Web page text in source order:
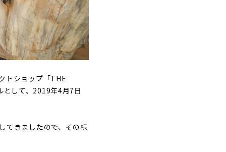
トショップ「THE
として、2019年4月7日
てきましたので、その様